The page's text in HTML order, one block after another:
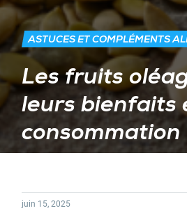
ASTUCES ET COMPLÉMENTS
Les fruits
leurs bienfaits
consommation
juin 15, 2025